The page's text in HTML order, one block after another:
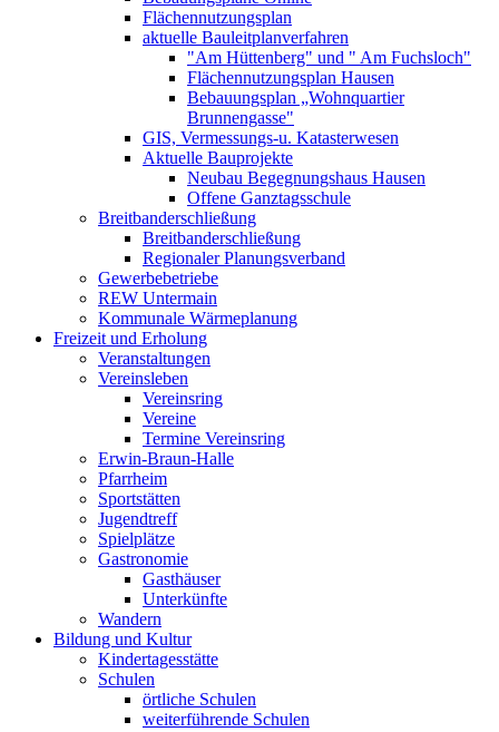
Flächennutzungsplan
aktuelle Bauleitplanverfahren
"Am Hüttenberg" und " Am Fuchsloch"
Flächennutzungsplan Hausen
Bebauungsplan „Wohnquartier
Brunnengasse"
GIS, Vermessungs-u. Katasterwesen
Aktuelle Bauprojekte
Neubau Begegnungshaus Hausen
Offene Ganztagsschule
Breitbanderschließung
Breitbanderschließung
Regionaler Planungsverband
Gewerbebetriebe
REW Untermain
Kommunale Wärmeplanung
Freizeit und Erholung
Veranstaltungen
Vereinsleben
Vereinsring
Vereine
Termine Vereinsring
Erwin-Braun-Halle
Pfarrheim
Sportstätten
Jugendtreff
Spielplätze
Gastronomie
Gasthäuser
Unterkünfte
Wandern
Bildung und Kultur
Kindertagesstätte
Schulen
örtliche Schulen
weiterführende Schulen